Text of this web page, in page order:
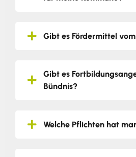
Gibt es Fördermittel
Gibt es
Bündnis?
Welche Pflichten hat